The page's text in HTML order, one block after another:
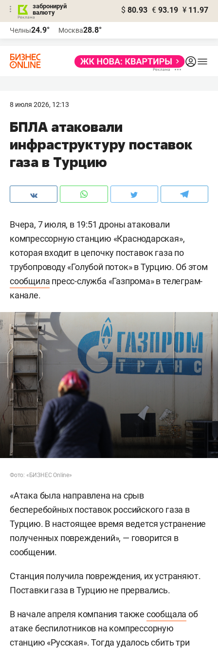
забронируй
валюту
$ 80.93 € 93.19 ¥ 11.97
Челны24.9° Москва28.8°
8 июля 2026, 12:13
БПЛА атаковали
инфраструктуру поставок
газа в Турцию
Вчера, 7 июля, в 19:51 дроны атаковали
компрессорную станцию «Краснодарская»,
которая входит в цепочку поставок газа по
трубопроводу «Голубой поток» в Турцию. Об этом
сообщила пресс-служба «Газпрома» в телеграм-
канале.
Фото: «БИЗНЕС Online»
«Атака была направлена на срыв
бесперебойных поставок российского газа в
Турцию. В настоящее время ведется устранение
полученных повреждений», — говорится в
сообщении.
Станция получила повреждения, их устраняют.
Поставки газа в Турцию не прервались.
В начале апреля компания также сообщала об
атаке беспилотников на компрессорную
станцию «Русская». Тогда удалось сбить три